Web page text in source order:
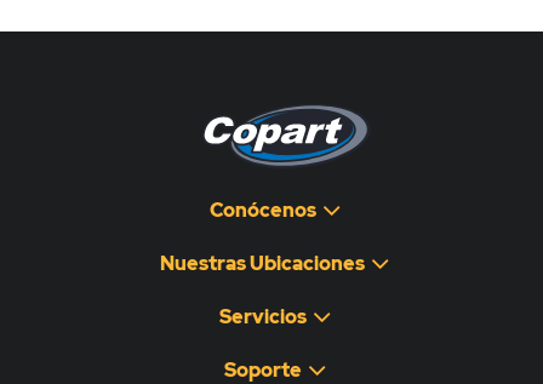
Conócenos
Nuestras Ubicaciones
Servicios
Soporte